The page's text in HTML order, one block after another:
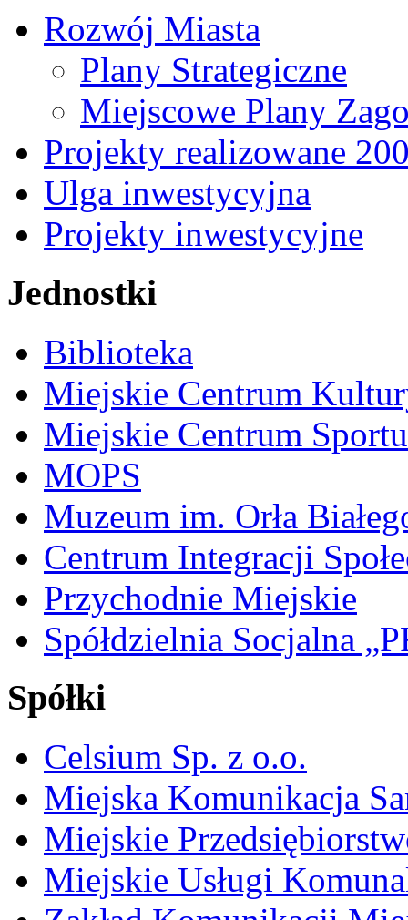
Rozwój Miasta
Plany Strategiczne
Miejscowe Plany
Projekty realizowane
Ulga inwestycyjna
Projekty inwestycyjne
Jednostki
Biblioteka
Miejskie Centrum
Miejskie Centrum
MOPS
Muzeum im. Orła
Centrum Integracji
Przychodnie Miejskie
Spółdzielnia Socjalna
Spółki
Celsium Sp. z o.o.
Miejska Komunikacja
Miejskie
Miejskie Usługi